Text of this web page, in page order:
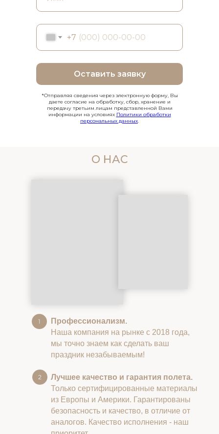
+7
Оставить заявку
*Отправляя сведения через электронную форму, Вы
даете согласие на обработку, сбор, хранение и
передачу третьим лицам представленной Вами
информации на условиях Политики обработки
персональных данных.
О НАС
Профессионализм.
Наша компания на рынке с 2018 года,
мы точно знаем как сделать ваш
праздник незабываемым!
Лучшее качество и гарантия полета.
Только сертифицированные материалы
из Европы и Америки. Гарантированы
безопасность и качество, в отличие от
аналогов. Качество исполнения - наш